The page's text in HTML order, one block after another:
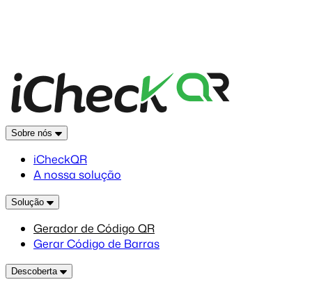
Sobre nós
iCheckQR
A nossa solução
Solução
Gerador de Código QR
Gerar Código de Barras
Descoberta